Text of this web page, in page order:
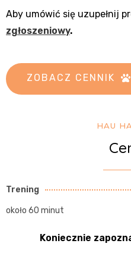
Aby umówić się uzupełnij
zgłoszeniowy.
ZOBACZ CENNIK
HAU
Trening
około 60 minut
Koniecznie